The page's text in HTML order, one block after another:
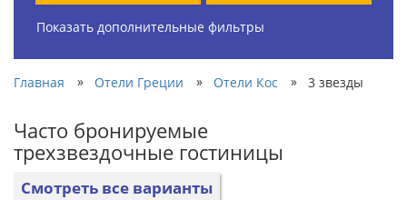
Показать дополнительные фильтры
Главная » Отели Греции » Отели Кос » 3 звезды
Часто бронируемые
трехзвездочные гостиницы
Смотреть все варианты